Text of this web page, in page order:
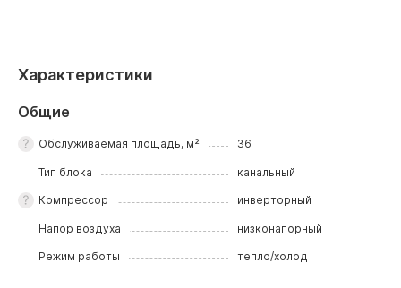
Характеристики
Общие
Обслуживаемая площадь, м² 36
Тип блока канальный
Компрессор инверторный
Напор воздуха низконапорный
Режим работы тепло/холод